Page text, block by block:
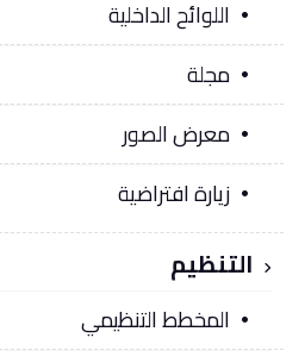
اللوائح الداخلية
مجلة
معرض الصور
زيارة افتراضية
التنظيم
المخطط التنظيمي